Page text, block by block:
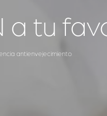
a tu
antienvejecimiento